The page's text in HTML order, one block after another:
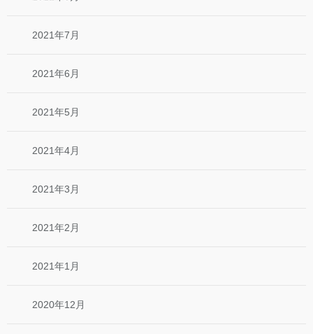
2021年7月
2021年6月
2021年5月
2021年4月
2021年3月
2021年2月
2021年1月
2020年12月